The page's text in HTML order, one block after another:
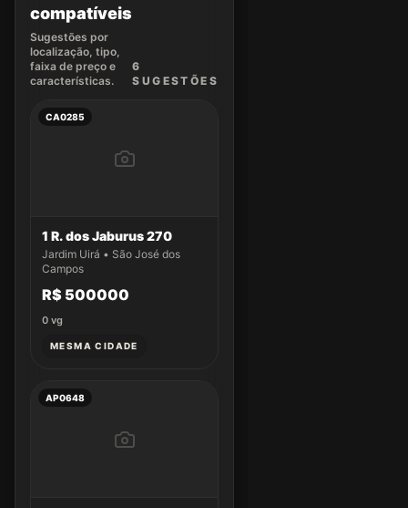
compatíveis
Sugestões por
localização, tipo,
faixa de preço e
características.
6
SUGEST ÕES
CA0285
1 R. dos Jaburus 270
Jardim Uirá • São José dos
Campos
R$ 500000
0 vg
MESMA CIDADE
AP0648